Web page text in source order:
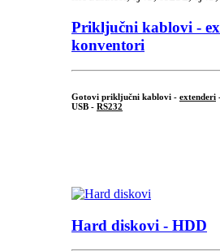
Priključni kablovi -
konventori
Gotovi priključni kablovi - extenderi
USB - RS232
Hard diskovi - HDD